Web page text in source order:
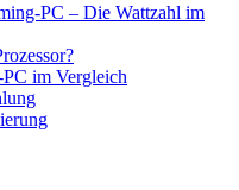
PC – Die Wattzahl im
im Vergleich